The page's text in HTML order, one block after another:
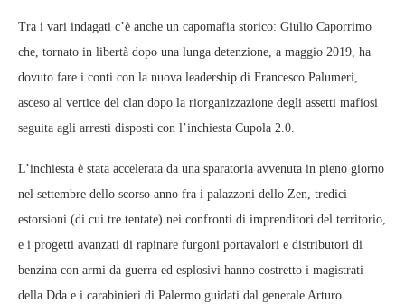
Tra i vari indagati c’è anche un capomafia storico: Giulio Caporrimo
che, tornato in libertà dopo una lunga detenzione, a maggio 2019, ha
dovuto fare i conti con la nuova leadership di Francesco Palumeri,
asceso al vertice del clan dopo la riorganizzazione degli assetti mafiosi
seguita agli arresti disposti con l’inchiesta Cupola 2.0.
L’inchiesta è stata accelerata da una sparatoria avvenuta in pieno giorno
nel settembre dello scorso anno fra i palazzoni dello Zen, tredici
estorsioni (di cui tre tentate) nei confronti di imprenditori del territorio,
e i progetti avanzati di rapinare furgoni portavalori e distributori di
benzina con armi da guerra ed esplosivi hanno costretto i magistrati
della Dda e i carabinieri di Palermo guidati dal generale Arturo